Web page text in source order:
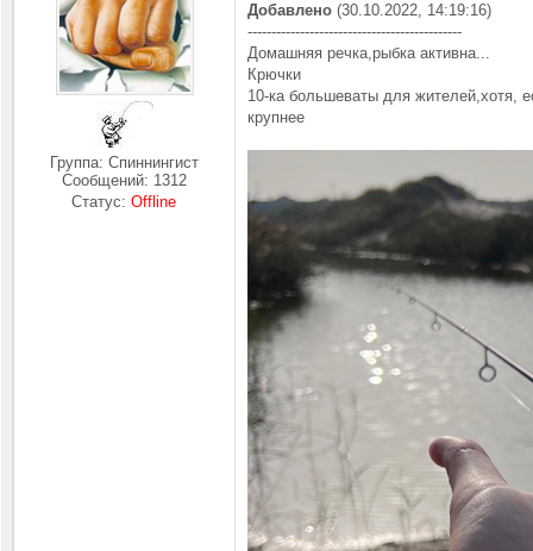
Группа: Спиннингист
Сообщений: 1312
Статус:Offline
Добавлено (30.10.2022, 14:19:16)
---------------------------------------------
Домашняя речка,рыбка активна...
Крючки
10-ка большеваты для жителей,хотя,
крупнее